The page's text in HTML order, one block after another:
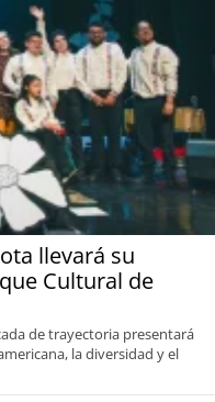
llevará su
Cultural de
de trayectoria presentará
la diversidad y el